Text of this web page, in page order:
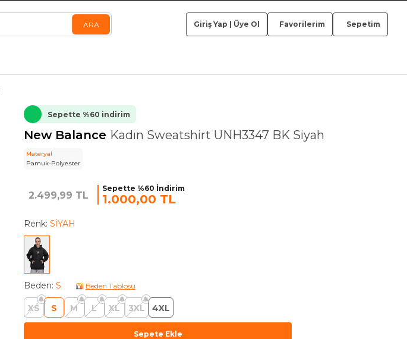
Giriş Yap Üye Ol Favorilerim Sepetim
Sepette %60 indirim
New Balance Kadın Sweatshirt UNH3347 BK Siyah
Materyal
Pamuk-Polyester
2.499,99 TL
Sepette %60 İndirim
1.000,00 TL
Renk: SİYAH
Beden: S Beden Tablosu
XS S M L XL 3XL 4XL
Sepete Ekle